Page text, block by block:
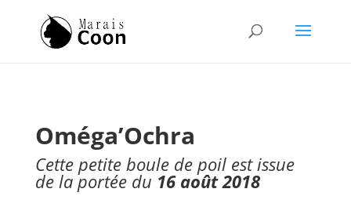
Oméga’Ochra
Cette petite boule de poil est issue
de la portée du 16 août 2018